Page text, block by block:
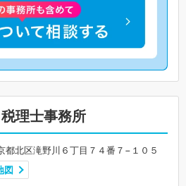
理士事務所
都北区滝野川６丁目７４番７−１０５
図